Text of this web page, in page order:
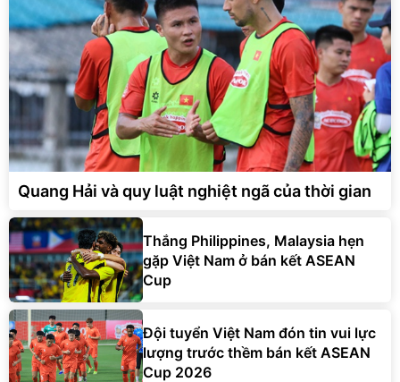
Quang Hải và quy luật nghiệt ngã của thời gian
Thắng Philippines, Malaysia hẹn
gặp Việt Nam ở bán kết ASEAN
Cup
Đội tuyển Việt Nam đón tin vui lực
lượng trước thềm bán kết ASEAN
Cup 2026